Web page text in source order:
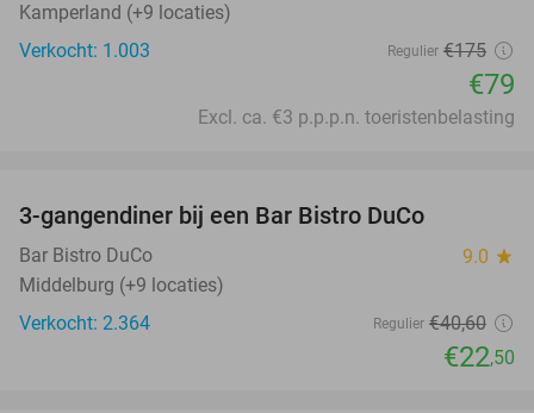
Kamperland (+9 locaties)
Verkocht: 1.003
Regulier €175
€79
Excl. ca. €3 p.p.p.n. toeristenbelasting
3-gangendiner bij een Bar Bistro DuCo
Bar Bistro DuCo 9.0 star
Middelburg (+9 locaties)
Verkocht: 2.364
Regulier €40,60
€22,50